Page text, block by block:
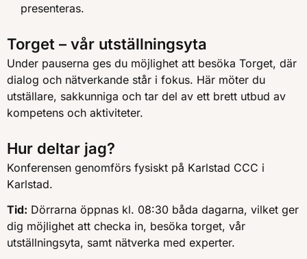
presenteras.
Torget – vår utställningsyta
Under pauserna ges du möjlighet att besöka Torget, där
dialog och nätverkande står i fokus. Här möter du
utställare, sakkunniga och tar del av ett brett utbud av
kompetens och aktiviteter.
Hur deltar jag?
Konferensen genomförs fysiskt på Karlstad CCC i
Karlstad.
Tid: Dörrarna öppnas kl. 08:30 båda dagarna, vilket ger
dig möjlighet att checka in, besöka torget, vår
utställningsyta, samt nätverka med experter.